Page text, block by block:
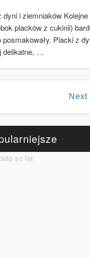
dyni i ziemniaków Kolejne
placków z cukinii)
posmakowały. Placki z
delikatne, …
so far.